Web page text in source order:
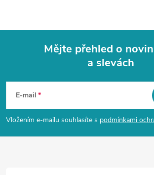
p
Mějte přehled o
a slevách
E-mail
Vložením e-mailu souhlasíte s podmínkami